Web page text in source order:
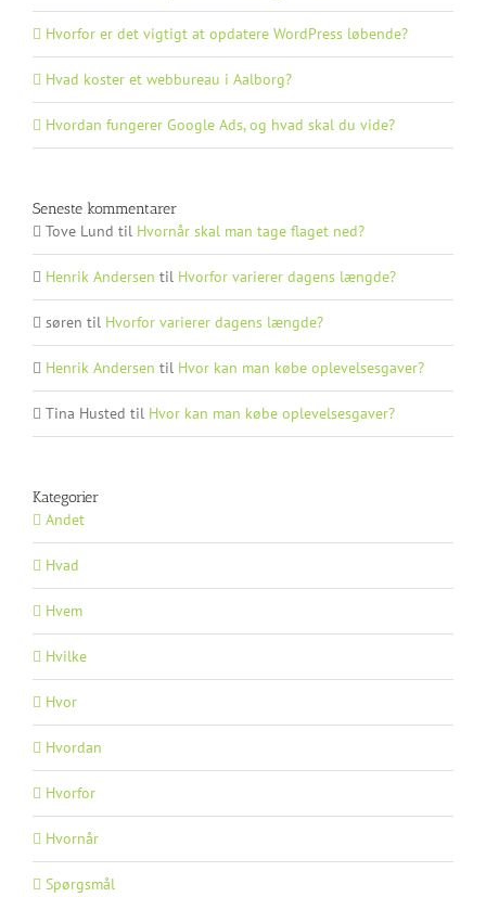
Hvorfor er det vigtigt at opdatere WordPress løbende?
Hvad koster et webbureau i Aalborg?
Hvordan fungerer Google Ads, og hvad skal du vide?
Seneste kommentarer
Tove Lund til Hvornår skal man tage flaget ned?
Henrik Andersen til Hvorfor varierer dagens længde?
søren til Hvorfor varierer dagens længde?
Henrik Andersen til Hvor kan man købe oplevelsesgaver?
Tina Husted til Hvor kan man købe oplevelsesgaver?
Kategorier
Andet
Hvad
Hvem
Hvilke
Hvor
Hvordan
Hvorfor
Hvornår
Spørgsmål